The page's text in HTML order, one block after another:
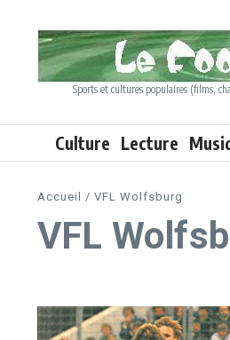
Sports et cultures populaires (films,
Culture Lecture
Accueil / VFL Wolfsburg
VFL